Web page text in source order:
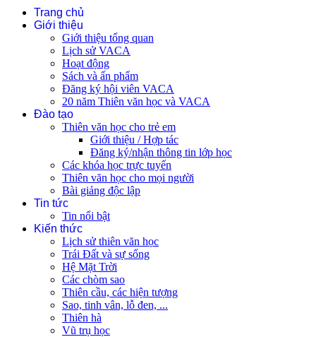
Trang chủ
Giới thiệu
Giới thiệu tổng quan
Lịch sử VACA
Hoạt động
Sách và ấn phẩm
Đăng ký hội viên VACA
20 năm Thiên văn học và VACA
Đào tạo
Thiên văn học cho trẻ em
Giới thiệu / Hợp tác
Đăng ký/nhận thông tin lớp học
Các khóa học trực tuyến
Thiên văn học cho mọi người
Bài giảng độc lập
Tin tức
Tin nổi bật
Kiến thức
Lịch sử thiên văn học
Trái Đất và sự sống
Hệ Mặt Trời
Các chòm sao
Thiên cầu, các hiện tượng
Sao, tinh vân, lỗ đen, ...
Thiên hà
Vũ trụ học